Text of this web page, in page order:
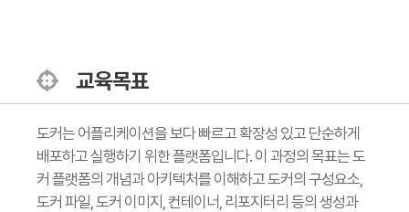
교육목표
도커는 어플리케이션을 보다 빠르고 확장성 있고 단순하게
배포하고 실행하기 위한 플랫폼입니다. 이 과정의 목표는 도
커 플랫폼의 개념과 아키텍처를 이해하고 도커의 구성요소,
도커 파일, 도커 이미지, 컨테이너, 리포지터리 등의 생성과